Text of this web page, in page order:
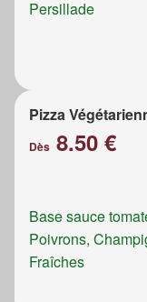
Persillade
Pizza
Dès 8.50 €
Base sauce
Poivrons,
Fraîches